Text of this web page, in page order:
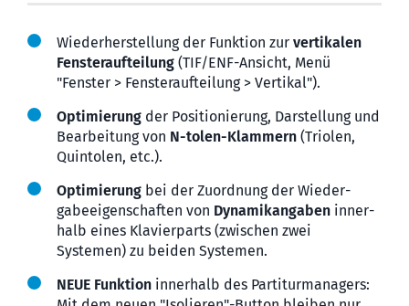
Wiederherstellung der Funktion zur verti­kalen
Fenster­auf­tei­lung (TIF/ENF-Ansicht, Menü
"Fenster > Fenster­auf­teilung > Vertikal").
Optimierung der Positio­nierung, Dar­stel­lung und
Bear­bei­tung von N-tolen-Klammern (Triolen,
Quintolen, etc.).
Optimierung bei der Zuord­nung der Wieder­
gabe­eigen­schaften von Dynamik­angaben inner­
halb eines Klavier­parts (zwischen zwei
Systemen) zu beiden Systemen.
NEUE Funktion inner­halb des Partitur­managers: